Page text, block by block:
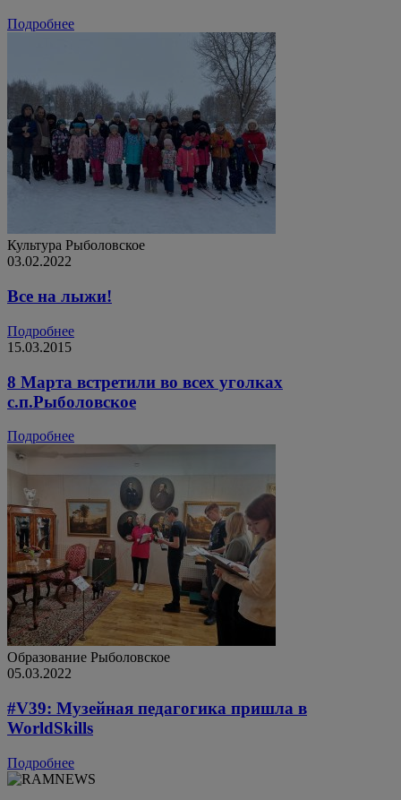
Подробнее
Культура Рыболовское
03.02.2022
Все на лыжи!
Подробнее
15.03.2015
8 Марта встретили во всех уголках
с.п.Рыболовское
Подробнее
Образование Рыболовское
05.03.2022
#V39: Музейная педагогика пришла в
WorldSkills
Подробнее